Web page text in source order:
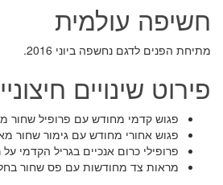
חשיפה עולמית
מתיחת הפנים לדגם נחשפה ביוני 2016.
פירוט שינויים
פגוש קדמי מחודש עם פרופיל שחור
פגוש אחורי מחודש עם גימור שחור
פרופילי כרום אנכיים בגריל הקדמי
מראות צד מחודשות עם פס שחור